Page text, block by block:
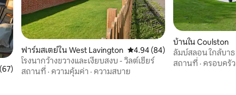
ฉลี่ย 4.97 จาก 5, 67 รีวิว
ฟาร์มสเตย์ใน West Lavington คะแนนเฉลี่ย 4.94 จาก 5, 84 รีวิว
4.94 (84)
โรงนากว้างขวางและเงียบสงบ - วิลต์เชียร์
สถานที่ · ความคุ้มค่า · ความสบาย
บ้านใน Coulston
ลัมบ์สลอน ใกล้บาธ
สถานที่ · ครอบครัว